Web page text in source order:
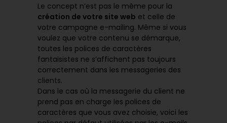
Le concept n’est pas le même pour la
création de votre site web et celle de
votre campagne e-mailing. Même si vous
voulez que votre contenu se démarque,
toutes les polices de caractères
fantaisistes ne s’affichent pas toujours
correctement dans les messageries des
clients.
Dans le cas où la messagerie du client ne
prend pas en charge les polices de
caractères que vous avez choisie, voici les